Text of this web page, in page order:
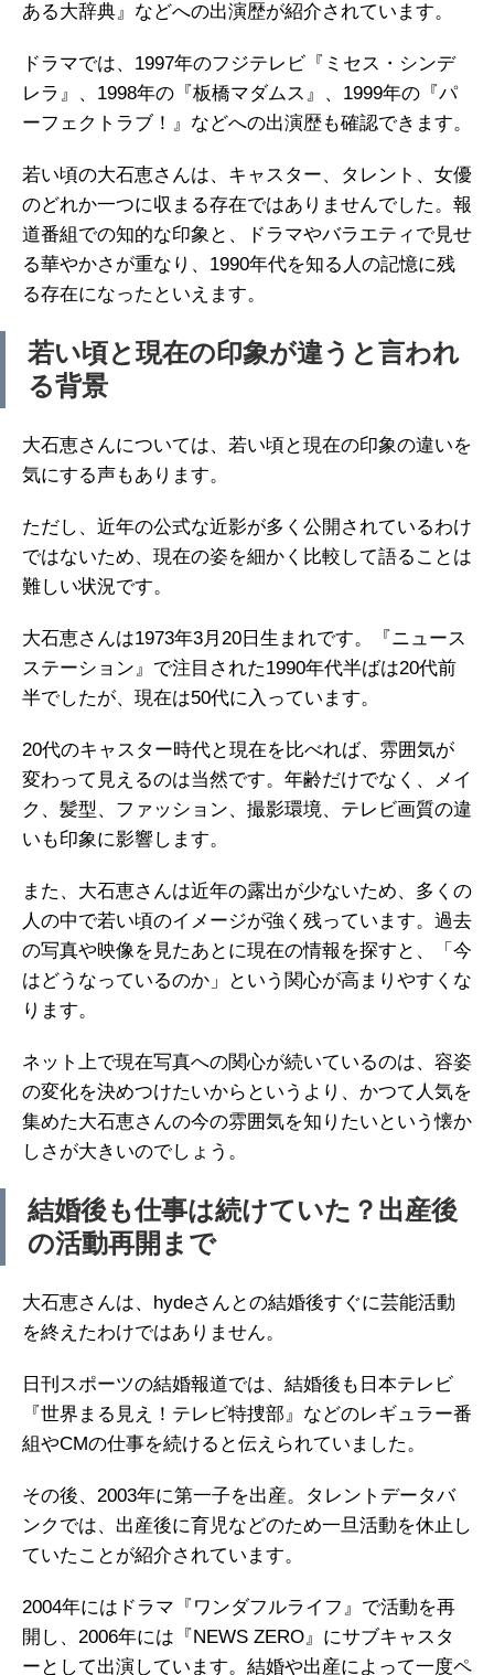
ある大辞典』などへの出演歴が紹介されています。
ドラマでは、1997年のフジテレビ『ミセス・シンデ
レラ』、1998年の『板橋マダムス』、1999年の『パ
ーフェクトラブ！』などへの出演歴も確認できます。
若い頃の大石恵さんは、キャスター、タレント、女優
のどれか一つに収まる存在ではありませんでした。報
道番組での知的な印象と、ドラマやバラエティで見せ
る華やかさが重なり、1990年代を知る人の記憶に残
る存在になったといえます。
若い頃と現在の印象が違うと言われ
る背景
大石恵さんについては、若い頃と現在の印象の違いを
気にする声もあります。
ただし、近年の公式な近影が多く公開されているわけ
ではないため、現在の姿を細かく比較して語ることは
難しい状況です。
大石恵さんは1973年3月20日生まれです。『ニュース
ステーション』で注目された1990年代半ばは20代前
半でしたが、現在は50代に入っています。
20代のキャスター時代と現在を比べれば、雰囲気が
変わって見えるのは当然です。年齢だけでなく、メイ
ク、髪型、ファッション、撮影環境、テレビ画質の違
いも印象に影響します。
また、大石恵さんは近年の露出が少ないため、多くの
人の中で若い頃のイメージが強く残っています。過去
の写真や映像を見たあとに現在の情報を探すと、「今
はどうなっているのか」という関心が高まりやすくな
ります。
ネット上で現在写真への関心が続いているのは、容姿
の変化を決めつけたいからというより、かつて人気を
集めた大石恵さんの今の雰囲気を知りたいという懐か
しさが大きいのでしょう。
結婚後も仕事は続けていた？出産後
の活動再開まで
大石恵さんは、hydeさんとの結婚後すぐに芸能活動
を終えたわけではありません。
日刊スポーツの結婚報道では、結婚後も日本テレビ
『世界まる見え！テレビ特捜部』などのレギュラー番
組やCMの仕事を続けると伝えられていました。
その後、2003年に第一子を出産。タレントデータバ
ンクでは、出産後に育児などのため一旦活動を休止し
ていたことが紹介されています。
2004年にはドラマ『ワンダフルライフ』で活動を再
開し、2006年には『NEWS ZERO』にサブキャスタ
ーとして出演しています。結婚や出産によって一度ペ